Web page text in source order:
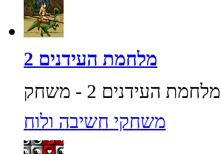
מלחמת העידנים 2
משחקי חשיבה ולוח